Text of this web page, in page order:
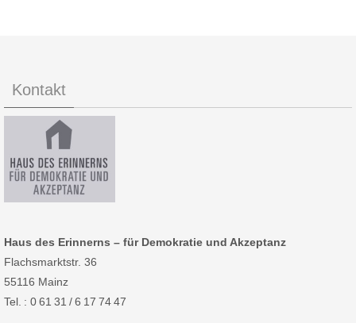
Kontakt
Haus des Erinnerns – für Demokratie und Akzeptanz
Flachsmarktstr. 36
55116 Mainz
Tel. : 0 61 31 / 6 17 74 47